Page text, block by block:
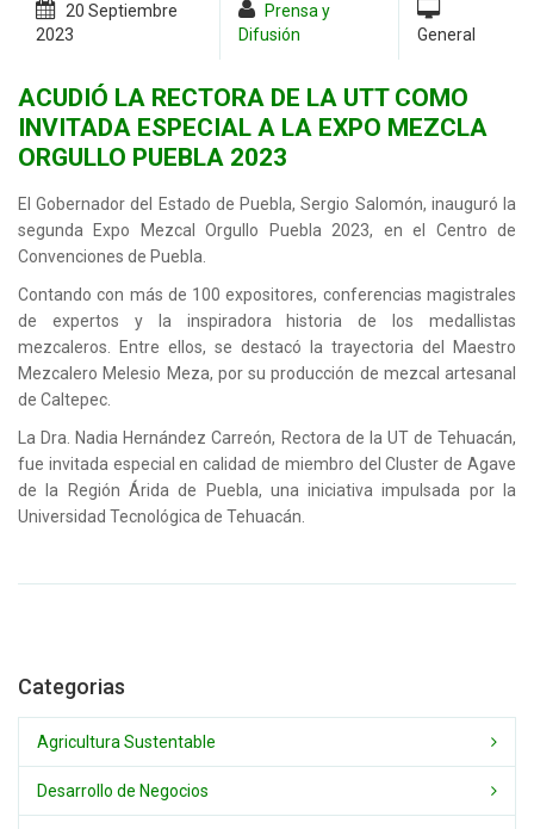
20 Septiembre
2023
Prensa y
Difusión
General
ACUDIÓ LA RECTORA DE LA UTT COMO
INVITADA ESPECIAL A LA EXPO MEZCLA
ORGULLO PUEBLA 2023
El Gobernador del Estado de Puebla, Sergio Salomón, inauguró la
segunda Expo Mezcal Orgullo Puebla 2023, en el Centro de
Convenciones de Puebla.
Contando con más de 100 expositores, conferencias magistrales
de expertos y la inspiradora historia de los medallistas
mezcaleros. Entre ellos, se destacó la trayectoria del Maestro
Mezcalero Melesio Meza, por su producción de mezcal artesanal
de Caltepec.
La Dra. Nadia Hernández Carreón, Rectora de la UT de Tehuacán,
fue invitada especial en calidad de miembro del Cluster de Agave
de la Región Árida de Puebla, una iniciativa impulsada por la
Universidad Tecnológica de Tehuacán.
Categorias
Agricultura Sustentable
Desarrollo de Negocios